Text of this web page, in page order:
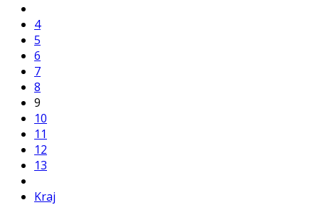
4
5
6
7
8
9
10
11
12
13
Kraj